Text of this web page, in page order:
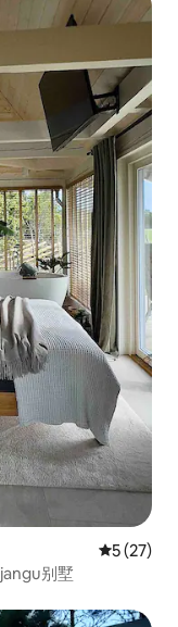
平均评分
5 (27)
别墅